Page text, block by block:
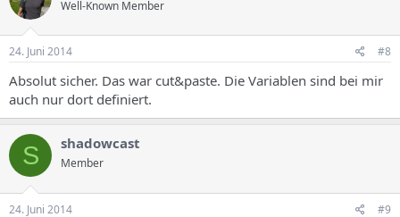
Well-Known Member
24. Juni 2014 #8
Absolut sicher. Das war cut&paste. Die Variablen sind bei mir
auch nur dort definiert.
S shadowcast
Member
24. Juni 2014 #9